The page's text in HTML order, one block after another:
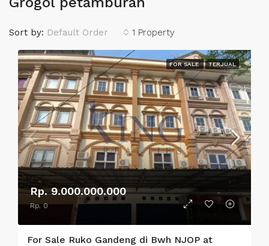
1 Property
Sort by: Default Order
FOR SALE TERJUAL
Rp. 9.000.000.000
Rp. 0
For Sale Ruko Gandeng di Bwh NJOP at